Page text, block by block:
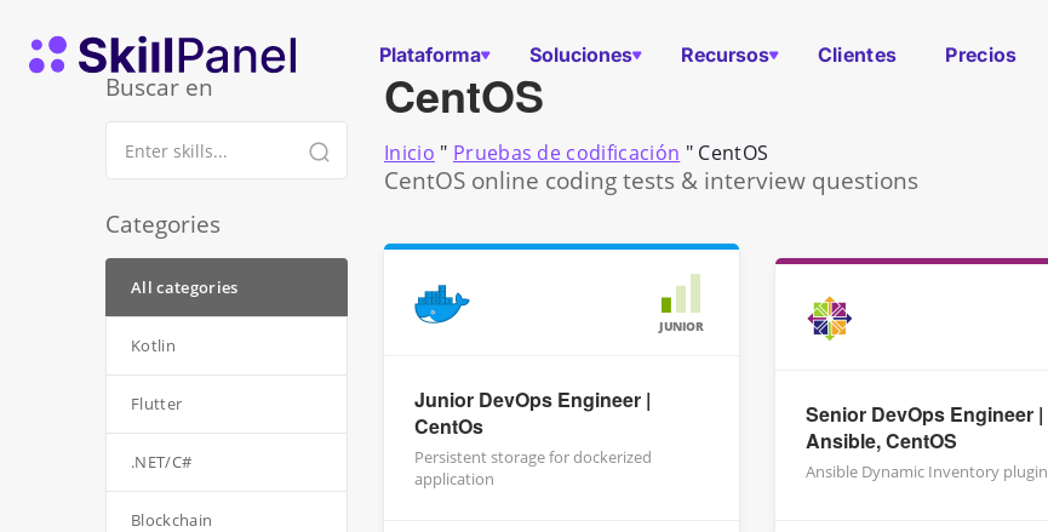
Página de inicio de SkillPanel
Plataforma Soluciones Recursos Clientes Precios
CentOS
Inicio " Pruebas de codificación " CentOS
CentOS online coding tests & interview questions
JUNIOR
Junior DevOps Engineer |
CentOs
Persistent storage for dockerized
application
Senior DevOps Engineer |
Ansible, CentOS
Ansible Dynamic Inventory plugin
Buscar en
Categories
All categories
Kotlin
Flutter
.NET/C#
Blockchain